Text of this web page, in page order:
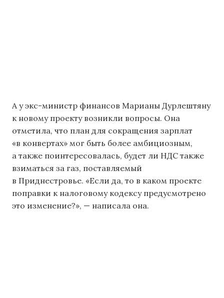
А у экс-министр финансов Марианы Дурлештяну
к новому проекту возникли вопросы. Она
отметила, что план для сокращения зарплат
«в конвертах» мог быть более амбициозным,
а также поинтересовалась, будет ли НДС также
взиматься за газ, поставляемый
в Приднестровье. «Если да, то в каком проекте
поправки к налоговому кодексу предусмотрено
это изменение?», — написала она.